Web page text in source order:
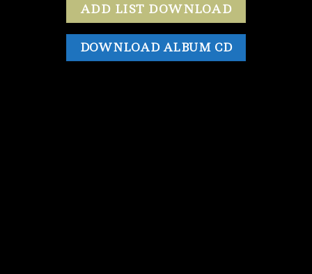
ADD LIST DOWNLOAD
DOWNLOAD ALBUM CD